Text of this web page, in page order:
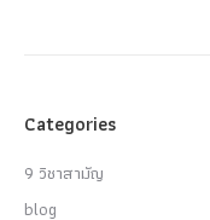
Categories
9 วิชาสามัญ
blog